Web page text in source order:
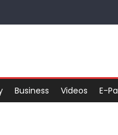
Business Videos E-